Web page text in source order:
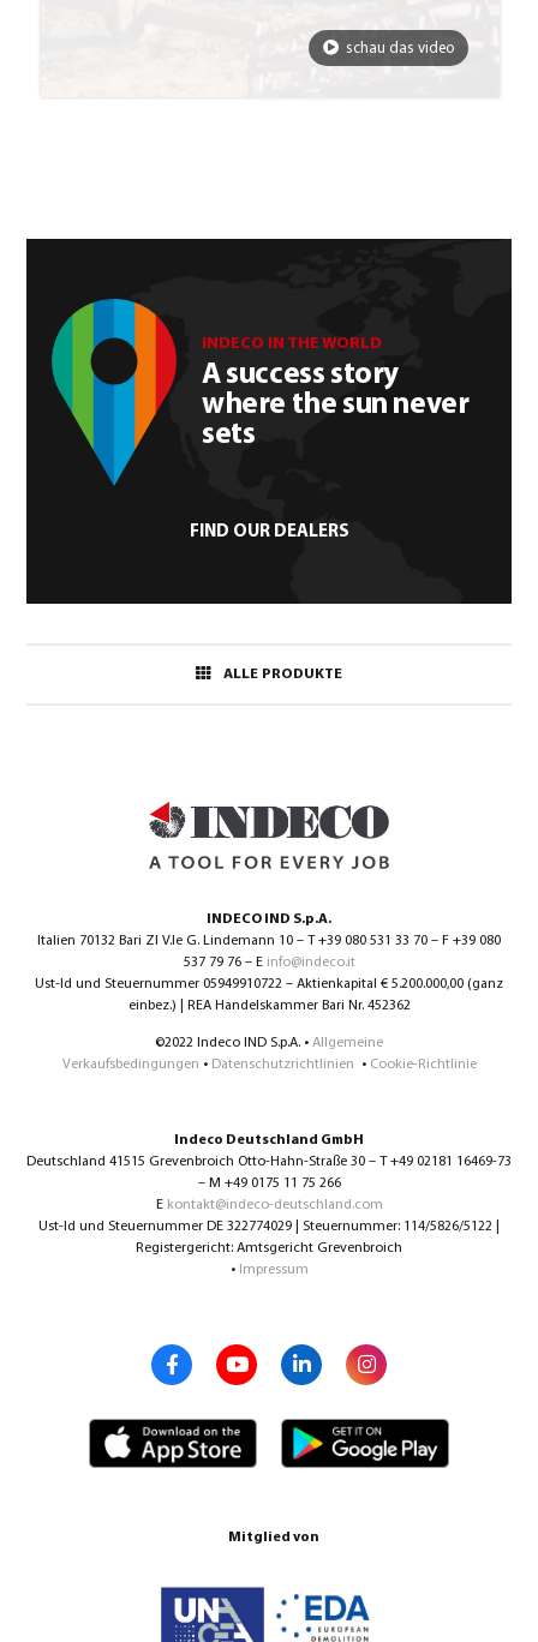
schau das video
INDECO IN THE WORLD
A success story
where the sun never
sets
FIND OUR DEALERS
ALLE PRODUKTE
INDECO IND S.p.A.
Italien 70132 Bari ZI V.le G. Lindemann 10 – T +39 080 531 33 70 – F +39 080
537 79 76 – E info@indeco.it
Ust-Id und Steuernummer 05949910722 – Aktienkapital € 5.200.000,00 (ganz
einbez.) | REA Handelskammer Bari Nr. 452362
©2022 Indeco IND S.p.A. • Allgemeine
Verkaufsbedingungen • Datenschutzrichtlinien • Cookie-Richtlinie
Indeco Deutschland GmbH
Deutschland 41515 Grevenbroich Otto-Hahn-Straße 30 – T +49 02181 16469-73
– M +49 0175 11 75 266
E kontakt@indeco-deutschland.com
Ust-Id und Steuernummer DE 322774029 | Steuernummer: 114/5826/5122 |
Registergericht: Amtsgericht Grevenbroich
• Impressum
Mitglied von